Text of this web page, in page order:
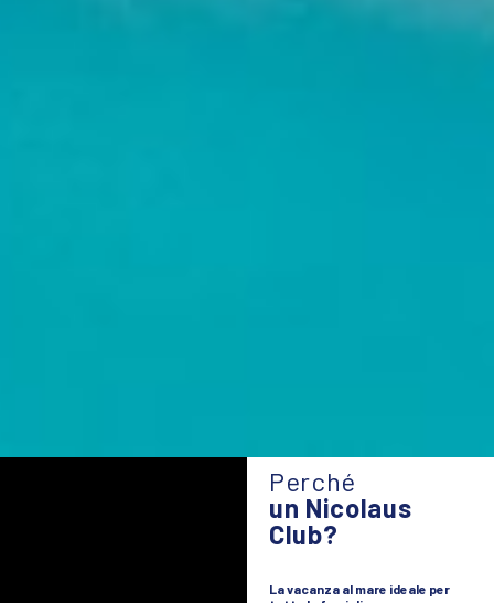
Perché
un Nicolaus
Club?
La vacanza al mare ideale per